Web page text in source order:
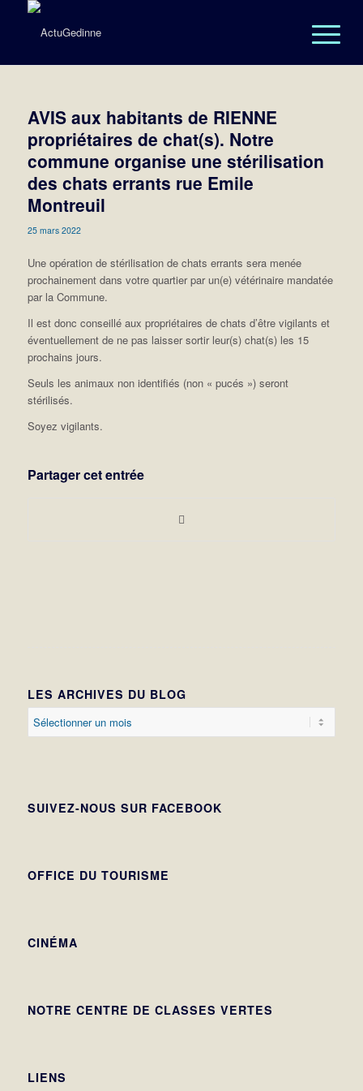
AVIS aux habitants de RIENNE
propriétaires de chat(s). Notre
commune organise une stérilisation
des chats errants rue Emile
Montreuil
25 mars 2022
Une opération de stérilisation de chats errants sera menée
prochainement dans votre quartier par un(e) vétérinaire mandatée
par la Commune.
Il est donc conseillé aux propriétaires de chats d’être vigilants et
éventuellement de ne pas laisser sortir leur(s) chat(s) les 15
prochains jours.
Seuls les animaux non identifiés (non « pucés ») seront
stérilisés.
Soyez vigilants.
Partager cet entrée
LES ARCHIVES DU BLOG
SUIVEZ-NOUS SUR FACEBOOK
OFFICE DU TOURISME
CINÉMA
NOTRE CENTRE DE CLASSES VERTES
LIENS